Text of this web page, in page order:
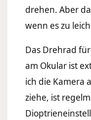
drehen. Aber
wenn es zu
Das Drehrad
am Okular ist
ich die Kamera
ziehe, ist